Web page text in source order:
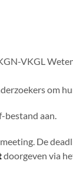
VKGL
om
bestand aan.
De
doorgeven via